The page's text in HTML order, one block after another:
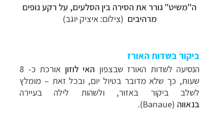
ה"משיט" גורר את הסירה בין הסלעים, על רקע נופים
מרהיבים (צילום: איציק יוגב)
ביקור בשדות האורז
הנסיעה לשדות האורז שבצפון האי לוזון
אורכת כ- 8
שעות, כך שלא מדובר בטיול יום, ובכל זאת – מומלץ
לשלב ביקור באזור, ולשהות לילה בעיירה
בנאווה (
Banaue
).